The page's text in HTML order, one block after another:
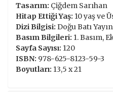
Tasarım: Çiğdem Sarıhan
Hitap Ettiği Yaş: 10 yaş ve
Dizi Bilgisi: Doğu Batı
Basım Bilgileri: 1. Basım,
Sayfa Sayısı: 120
ISBN: 978-625-8123-59-3
Boyutları: 13,5 x 21